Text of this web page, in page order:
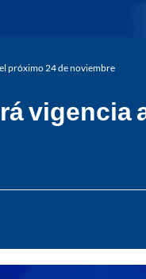
próximo 24 de noviembre
vigencia